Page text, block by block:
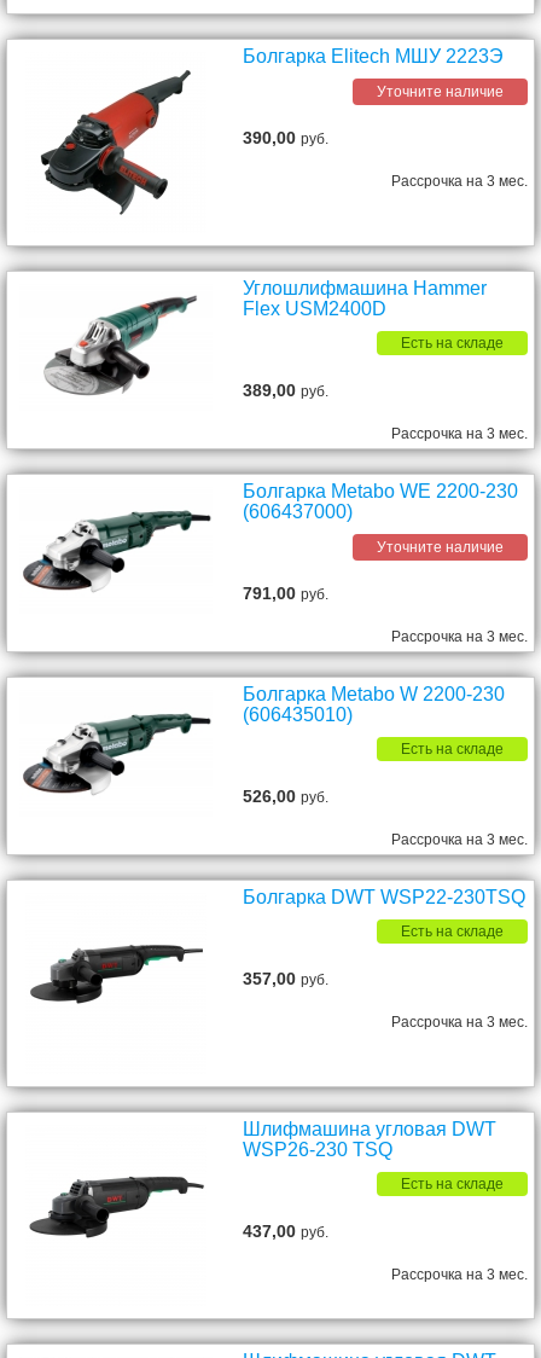
Болгарка Elitech МШУ 2223Э
Уточните наличие
390,00руб.
Рассрочка на 3 мес.
Углошлифмашина Hammer
Flex USM2400D
Есть на складе
389,00руб.
Рассрочка на 3 мес.
Болгарка Metabo WE 2200-230
(606437000)
Уточните наличие
791,00руб.
Рассрочка на 3 мес.
Болгаpка Metabo W 2200-230
(606435010)
Есть на складе
526,00руб.
Рассрочка на 3 мес.
Болгарка DWT WSP22-230TSQ
Есть на складе
357,00руб.
Рассрочка на 3 мес.
Шлифмашина угловая DWT
WSP26-230 TSQ
Есть на складе
437,00руб.
Рассрочка на 3 мес.